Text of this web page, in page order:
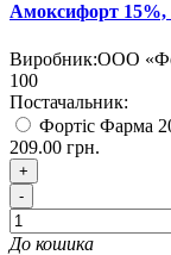
Амоксифорт
Виробник:ООО
100
Постачальник:
Фортіс Фарма
209.00 грн.
+
-
До кошика